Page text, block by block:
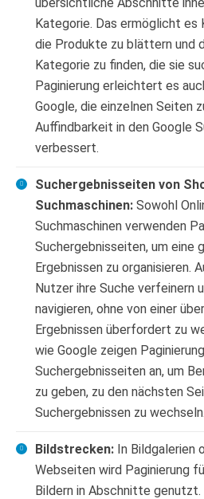
Kategorie. Das ermöglicht es
die Produkte zu blättern und
Kategorie zu finden, die sie
Paginierung erleichtert es
Google, die einzelnen Seiten
Auffindbarkeit in den Google
verbessert.
Suchergebnisseiten von
Suchmaschinen: Sowohl
Suchmaschinen verwenden
Suchergebnisseiten, um eine
Ergebnissen zu organisieren.
Nutzer ihre Suche verfeinern
navigieren, ohne von einer
Ergebnissen überfordert zu
wie Google zeigen
Suchergebnisseiten an, um
zu geben, zu den nächsten
Suchergebnissen zu wechseln.
Bildstrecken: In Bildgalerien
Webseiten wird Paginierung
Bildern in Abschnitte